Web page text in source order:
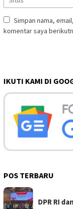
Simpan nama,
komentar saya
IKUTI KAMI DI
POS TERBARU
DPR RI